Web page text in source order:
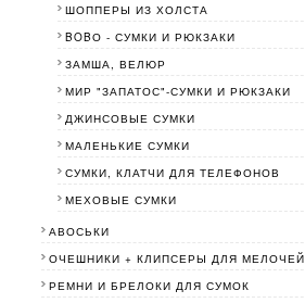
ШОППЕРЫ ИЗ ХОЛСТА
BOBО - СУМКИ И РЮКЗАКИ
ЗАМША, ВЕЛЮР
МИР "ЗАПАТОС"-СУМКИ И РЮКЗАКИ
ДЖИНСОВЫЕ СУМКИ
МАЛЕНЬКИЕ СУМКИ
СУМКИ, КЛАТЧИ ДЛЯ ТЕЛЕФОНОВ
МЕХОВЫЕ СУМКИ
АВОСЬКИ
ОЧЕШНИКИ + КЛИПСЕРЫ ДЛЯ МЕЛОЧЕЙ
РЕМНИ И БРЕЛОКИ ДЛЯ СУМОК